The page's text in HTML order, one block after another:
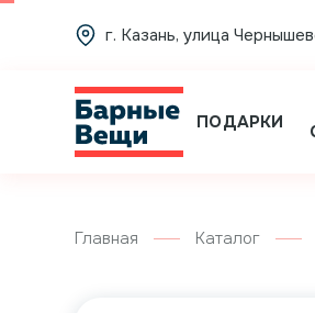
г. Казань, улица
ПОДАРКИ
Главная Каталог